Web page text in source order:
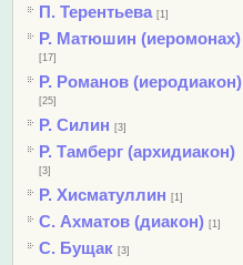
П. Терентьева [1]
Р. Матюшин (иеромонах)
[17]
Р. Романов (иеродиакон)
[25]
Р. Силин [3]
Р. Тамберг (архидиакон)
[3]
Р. Хисматуллин [1]
С. Ахматов (диакон) [1]
С. Бущак [3]